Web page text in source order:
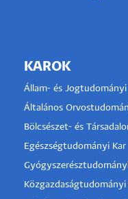
KAROK
Állam- és Jogtudományi
Általános
Bölcsészet- és
Egészségtudományi Kar
Közgazdaságtudományi